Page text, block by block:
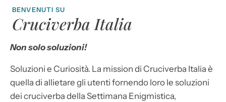
BENVENUTI SU
Cruciverba Italia
Non solo soluzioni!
Soluzioni e Curiosità. La mission di Cruciverba Italia è
quella di allietare gli utenti fornendo loro le soluzioni
dei cruciverba della Settimana Enigmistica,